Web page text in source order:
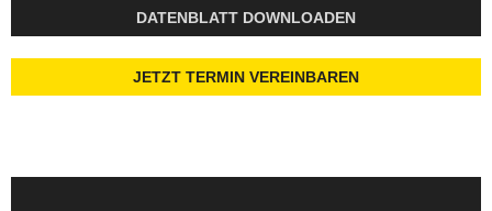
DATENBLATT DOWNLOADEN
JETZT TERMIN VEREINBAREN